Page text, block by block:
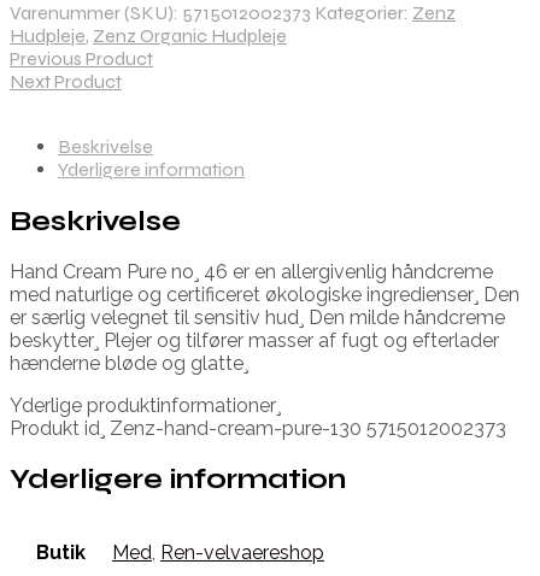
Varenummer (SKU): 5715012002373 Kategorier: Zenz
Hudpleje, Zenz Organic Hudpleje
Previous Product
Next Product
Beskrivelse
Yderligere information
Beskrivelse
Hand Cream Pure no¸ 46 er en allergivenlig håndcreme
med naturlige og certificeret økologiske ingredienser¸ Den
er særlig velegnet til sensitiv hud¸ Den milde håndcreme
beskytter¸ Plejer og tilfører masser af fugt og efterlader
hænderne bløde og glatte¸
Yderlige produktinformationer¸
Produkt id¸ Zenz-hand-cream-pure-130 5715012002373
Yderligere information
Butik Med, Ren-velvaereshop